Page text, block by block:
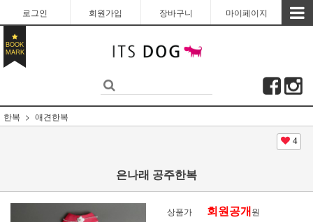
로그인 회원가입 장바구니 마이페이지
BOOK
MARK
한복 애견한복
4
은나래 공주한복
상품가 회원공개원